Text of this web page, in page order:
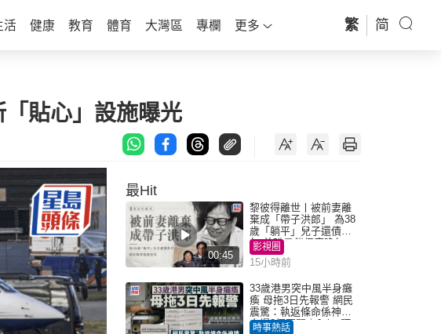
活 健康 教育 體育 大灣區 專欄 更多 繁 简
貼心」設施曝光
最Hit
00:45
黎彼得離世丨被前妻離
棄成「帶子洪郎」 為38
歲「躺平」兒子還債多
年 曾盼尋伴侶度晚年
影視圈
15小時前
33歲港男突中風半身癱
瘓 母拖3日先報警 網民
震驚：執返條命係神蹟
自爆2個惡習｜Juicy叮
時事熱話